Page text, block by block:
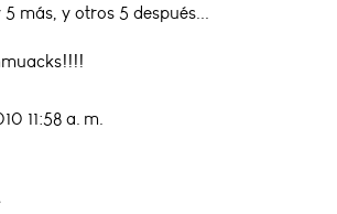
más, y otros 5 después...
11:58 a. m.